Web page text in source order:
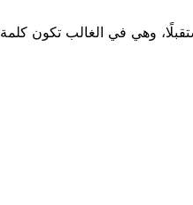
وهي في الغالب تكون كلمة